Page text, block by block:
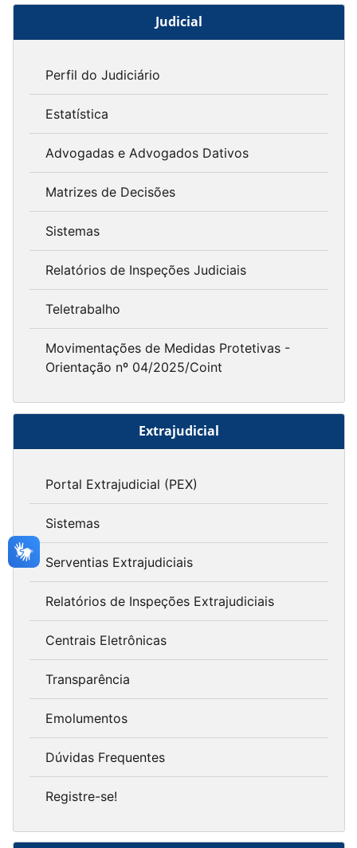
Judicial
Perfil do Judiciário
Estatística
Advogadas e Advogados Dativos
Matrizes de Decisões
Sistemas
Relatórios de Inspeções Judiciais
Teletrabalho
Movimentações de Medidas Protetivas -
Orientação nº 04/2025/Coint
Extrajudicial
Portal Extrajudicial (PEX)
Sistemas
Serventias Extrajudiciais
Relatórios de Inspeções Extrajudiciais
Centrais Eletrônicas
Transparência
Emolumentos
Dúvidas Frequentes
Registre-se!